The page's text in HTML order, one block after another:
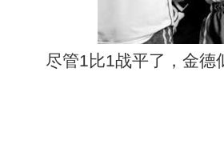
尽管1比1战平了，金德